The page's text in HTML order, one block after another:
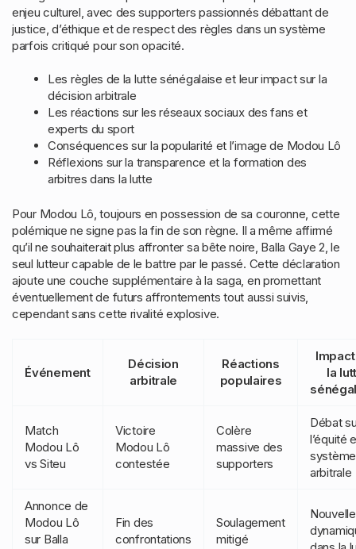
enjeu culturel, avec des supporters passionnés débattant de
justice, d’éthique et de respect des règles dans un système
parfois critiqué pour son opacité.
Les règles de la lutte sénégalaise et leur impact sur la
décision arbitrale
Les réactions sur les réseaux sociaux des fans et
experts du sport
Conséquences sur la popularité et l’image de Modou Lô
Réflexions sur la transparence et la formation des
arbitres dans la lutte
Pour Modou Lô, toujours en possession de sa couronne, cette
polémique ne signe pas la fin de son règne. Il a même affirmé
qu’il ne souhaiterait plus affronter sa bête noire, Balla Gaye 2, le
seul lutteur capable de le battre par le passé. Cette déclaration
ajoute une couche supplémentaire à la saga, en promettant
éventuellement de futurs affrontements tout aussi suivis,
cependant sans cette rivalité explosive.
Événement
Décision
arbitrale
Réactions
populaires
la
Match
Modou Lô
vs Siteu
Victoire
Modou Lô
contestée
Colère
massive des
supporters
Débat
l’équité
système
arbitrale
Annonce de
Modou Lô
sur Balla
Fin des
confrontations
Soulagement
mitigé